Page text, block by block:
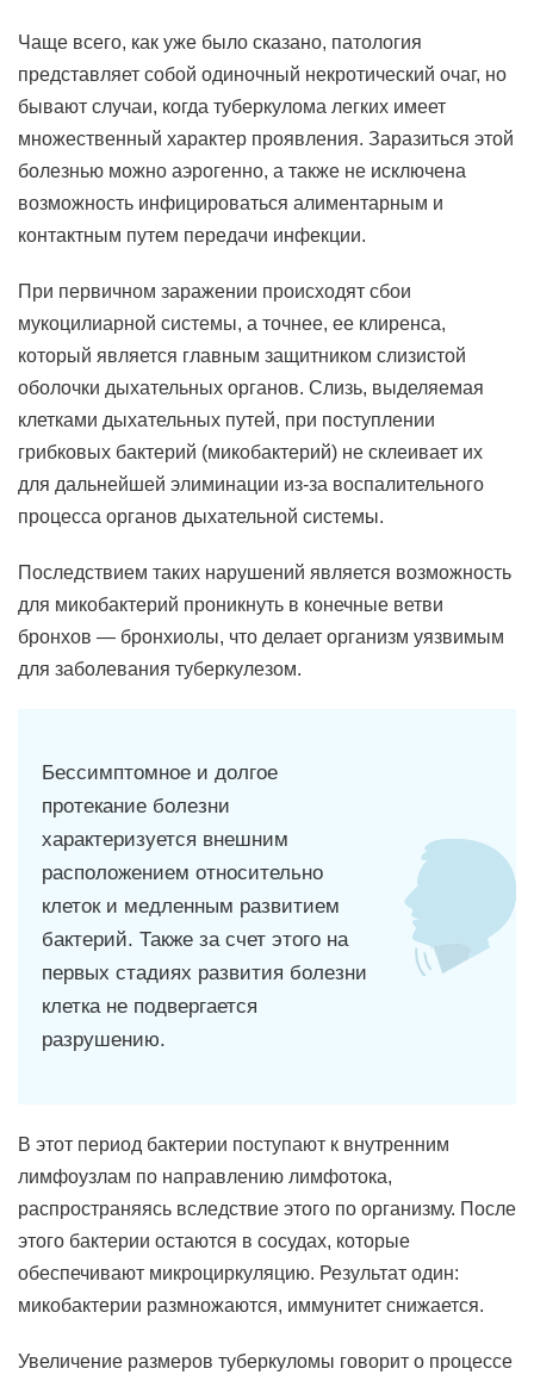
Чаще всего, как уже было сказано, патология
представляет собой одиночный некротический очаг, но
бывают случаи, когда туберкулома легких имеет
множественный характер проявления. Заразиться этой
болезнью можно аэрогенно, а также не исключена
возможность инфицироваться алиментарным и
контактным путем передачи инфекции.
При первичном заражении происходят сбои
мукоцилиарной системы, а точнее, ее клиренса,
который является главным защитником слизистой
оболочки дыхательных органов. Слизь, выделяемая
клетками дыхательных путей, при поступлении
грибковых бактерий (микобактерий) не склеивает их
для дальнейшей элиминации из-за воспалительного
процесса органов дыхательной системы.
Последствием таких нарушений является возможность
для микобактерий проникнуть в конечные ветви
бронхов — бронхиолы, что делает организм уязвимым
для заболевания туберкулезом.
Бессимптомное и долгое
протекание болезни
характеризуется внешним
расположением относительно
клеток и медленным развитием
бактерий. Также за счет этого на
первых стадиях развития болезни
клетка не подвергается
разрушению.
В этот период бактерии поступают к внутренним
лимфоузлам по направлению лимфотока,
распространяясь вследствие этого по организму. После
этого бактерии остаются в сосудах, которые
обеспечивают микроциркуляцию. Результат один:
микобактерии размножаются, иммунитет снижается.
Увеличение размеров туберкуломы говорит о процессе